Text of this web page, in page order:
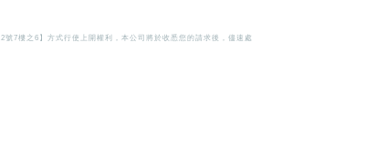
7樓之6】方式行使上開權利，本公司將於收悉您的請求後，儘速處